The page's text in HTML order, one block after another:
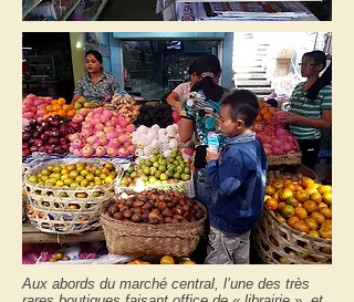
Aux abords du marché central, l’une des très